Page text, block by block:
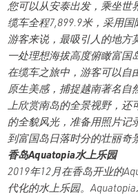
您可以从安泰出发，乘坐世
缆车全程7,899.9米，采用
游客来说，最吸引人的地方
一处理想海拔高度俯瞰富国
在缆车之旅中，游客可以自
原生美感，捕捉越南著名自
上欣赏南岛的全景视野，还
的全貌风光，准备用照片记
到富国岛日落时分的壮丽奇
香岛Aquatopia水上乐园
2019年12月在香岛开业的
代化的水上乐园。